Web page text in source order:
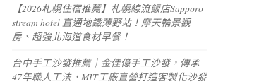
【2026札幌住宿推薦】札幌線流飯店Sapporo
stream hotel 直通地鐵薄野站！摩天輪景觀
房、超強北海道食材早餐！
台中手工沙發推薦｜金佳億手工沙發，傳承
47年職人工法，MIT工廠直營打造客製化沙發